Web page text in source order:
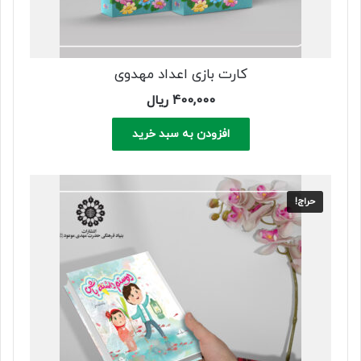
کارت بازی اعداد مهدوی
400,000 ریال
افزودن به سبد خرید
حراج!